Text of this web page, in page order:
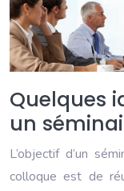
Quelques
un
L’objectif d’un
colloque est de